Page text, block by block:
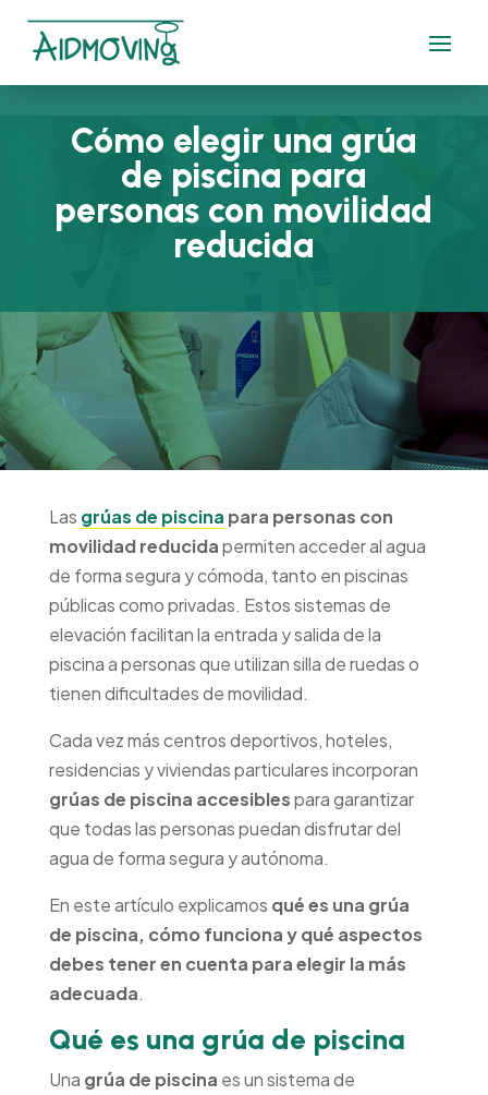
Cómo elegir una grúa
de piscina para
personas con movilidad
reducida
Avanzamos contigo hacia
una vida másaccesible
Las grúas de piscina para personas con
movilidad reducidapermiten acceder al agua
de forma segura y cómoda, tanto en piscinas
públicas como privadas. Estos sistemas de
elevación facilitan la entrada y salida de la
piscina a personas que utilizan silla de ruedas o
tienen dificultades de movilidad.
Cada vez más centros deportivos, hoteles,
residencias y viviendas particulares incorporan
grúas de piscina accesiblespara garantizar
que todas las personas puedan disfrutar del
agua de forma segura y autónoma.
En este artículo explicamos qué es una grúa
de piscina, cómo funciona y qué aspectos
debes tener en cuenta para elegir la más
adecuada.
Qué es una grúa de piscina
Una grúa de piscina es un sistema de